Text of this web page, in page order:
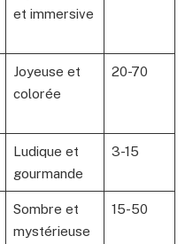
et immersive
Joyeuse et
colorée
20-70
Ludique et
gourmande
3-15
Sombre et
mystérieuse
15-50